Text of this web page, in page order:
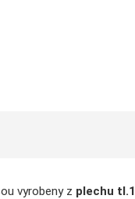
vyrobeny z plechu